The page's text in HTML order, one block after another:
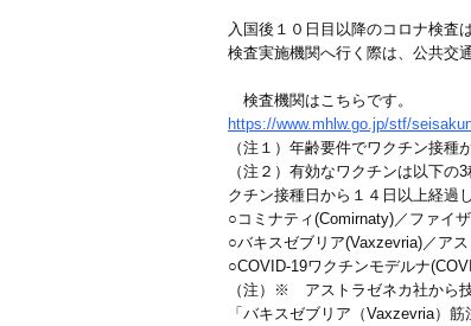
入国後１０日目以降のコロナ検査
検査実施機関へ行く際は、公共交
検査機関はこちらです。
https://www.mhlw.go.jp/stf/
（注１）年齢要件でワクチン接種
（注２）有効なワクチンは以下
クチン接種日から１４日以上経過
○コミナティ(Comirnaty)／ファイ
○バキスゼブリア(Vaxzevria)／ア
○COVID-19ワクチンモデルナ
（注）※ アストラゼネカ社から
「バキスゼブリア（Vaxzevria）